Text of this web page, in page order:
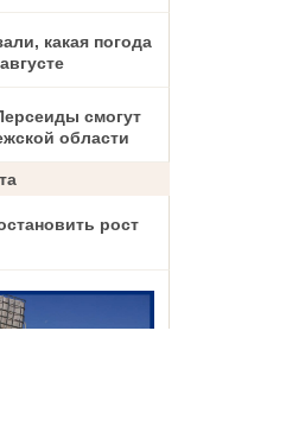
какая погода
смогут
области
рост